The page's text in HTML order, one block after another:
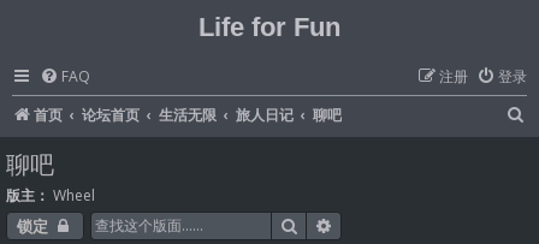
Life for Fun
FAQ 登录
注册
首页
论坛首页 生活无限 旅人日记 聊吧
聊吧
版主： Wheel
锁定 搜索